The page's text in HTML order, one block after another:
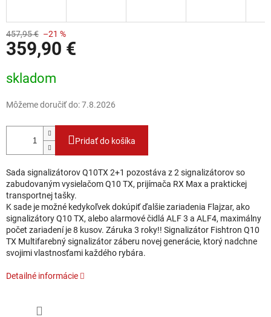
457,95 € –21 %
359,90 €
skladom
Môžeme doručiť do:7.8.2026
Pridať do košíka
Sada signalizátorov Q10TX 2+1 pozostáva z 2 signalizátorov so
zabudovaným vysielačom Q10 TX, prijímača RX Max a praktickej
transportnej tašky.
K sade je možné kedykoľvek dokúpiť ďalšie zariadenia Flajzar, ako
signalizátory Q10 TX, alebo alarmové čidlá ALF 3 a ALF4, maximálny
počet zariadení je 8 kusov. Záruka 3 roky!! Signalizátor Fishtron Q10
TX Multifarebný signalizátor záberu novej generácie, ktorý nadchne
svojimi vlastnosťami každého rybára.
Detailné informácie